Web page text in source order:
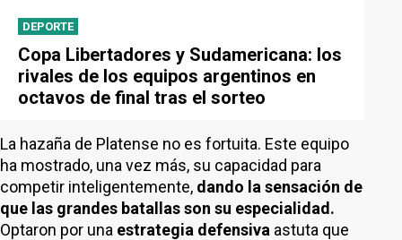
DEPORTE
Copa Libertadores y Sudamericana: los
rivales de los equipos argentinos en
octavos de final tras el sorteo
La hazaña de Platense no es fortuita. Este equipo
ha mostrado, una vez más, su capacidad para
competir inteligentemente, dando la sensación de
que las grandes batallas son su especialidad.
Optaron por una estrategia defensiva astuta que